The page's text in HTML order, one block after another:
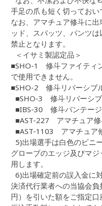
手足の爪も短く切っておい
なお、アマチュア修斗に
ッド、スパッツ、パンツ
禁止となります。
＜イサミ製認定品＞
■SHO-1 修斗ファイティ
で使用できません。
■SHO-2 修斗リバーシブ
■SHO-3 修斗リバーシ
■IBS-30 修斗バンテージ
■AST-227 アマチュア修
■AST-1103 アマチュア
5)出場選手は白色のビニ
グローブのエッジ及びマ
用します。
6)出場確定前の誤入金に
決済代行業者への当協会
円）を引いた額をご指定